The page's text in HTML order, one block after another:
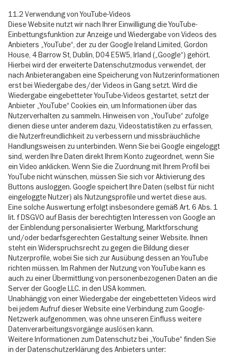
11.2 Verwendung von YouTube-Videos
Diese Website nutzt wir nach Ihrer Einwilligung die YouTube-
Einbettungsfunktion zur Anzeige und Wiedergabe von Videos des
Anbieters „YouTube“, der zu der Google Ireland Limited, Gordon
House, 4 Barrow St, Dublin, D04 E5W5, Irland („Google“) gehört.
Hierbei wird der erweiterte Datenschutzmodus verwendet, der
nach Anbieterangaben eine Speicherung von Nutzerinformationen
erst bei Wiedergabe des/der Videos in Gang setzt. Wird die
Wiedergabe eingebetteter YouTube-Videos gestartet, setzt der
Anbieter „YouTube“ Cookies ein, um Informationen über das
Nutzerverhalten zu sammeln. Hinweisen von „YouTube“ zufolge
dienen diese unter anderem dazu, Videostatistiken zu erfassen,
die Nutzerfreundlichkeit zu verbessern und missbräuchliche
Handlungsweisen zu unterbinden. Wenn Sie bei Google eingeloggt
sind, werden Ihre Daten direkt Ihrem Konto zugeordnet, wenn Sie
ein Video anklicken. Wenn Sie die Zuordnung mit Ihrem Profil bei
YouTube nicht wünschen, müssen Sie sich vor Aktivierung des
Buttons ausloggen. Google speichert Ihre Daten (selbst für nicht
eingeloggte Nutzer) als Nutzungsprofile und wertet diese aus.
Eine solche Auswertung erfolgt insbesondere gemäß Art. 6 Abs. 1
lit. f DSGVO auf Basis der berechtigten Interessen von Google an
der Einblendung personalisierter Werbung, Marktforschung
und/oder bedarfsgerechten Gestaltung seiner Website. Ihnen
steht ein Widerspruchsrecht zu gegen die Bildung dieser
Nutzerprofile, wobei Sie sich zur Ausübung dessen an YouTube
richten müssen. Im Rahmen der Nutzung von YouTube kann es
auch zu einer Übermittlung von personenbezogenen Daten an die
Server der Google LLC. in den USA kommen.
Unabhängig von einer Wiedergabe der eingebetteten Videos wird
bei jedem Aufruf dieser Website eine Verbindung zum Google-
Netzwerk aufgenommen, was ohne unseren Einfluss weitere
Datenverarbeitungsvorgänge auslösen kann.
Weitere Informationen zum Datenschutz bei „YouTube“ finden Sie
in der Datenschutzerklärung des Anbieters unter: